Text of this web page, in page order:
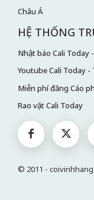
Châu Á
HỆ THỐNG
Nhật báo Cali Today
Youtube Cali Today
Miễn phí đăng Cáo
Rao vặt Cali Today
© 2011 -